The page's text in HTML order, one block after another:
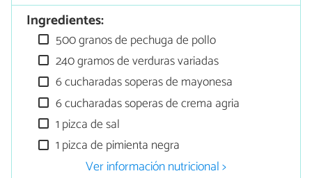
Ingredientes:
500 granos de pechuga de pollo
240 gramos de verduras variadas
6 cucharadas soperas de mayonesa
6 cucharadas soperas de crema agria
1 pizca de sal
1 pizca de pimienta negra
Ver información nutricional >